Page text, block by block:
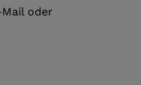
oder